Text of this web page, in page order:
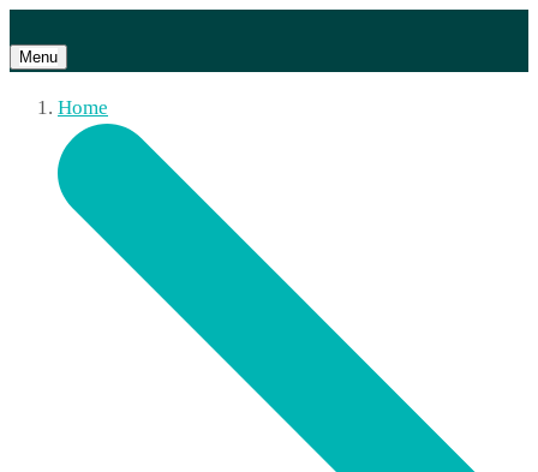
Menu
Home